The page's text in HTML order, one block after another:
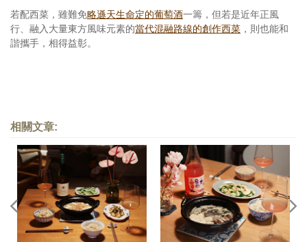
若配西菜，雖難免略遜天生命定的葡萄酒一籌，但若是近年正風
行、融入大量東方風味元素的當代混融路線的創作西菜 ，則也能和
諧攜手，相得益彰。
相關文章: